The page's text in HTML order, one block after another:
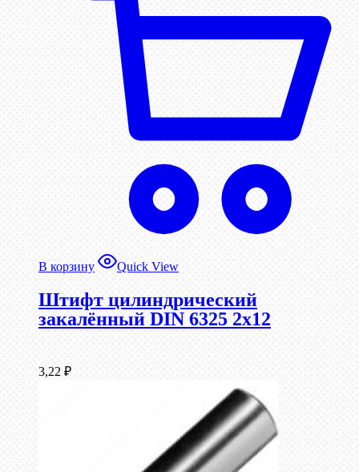
В корзину Quick View
Штифт цилиндрический
закалённый DIN 6325 2х12
3,22 ₽